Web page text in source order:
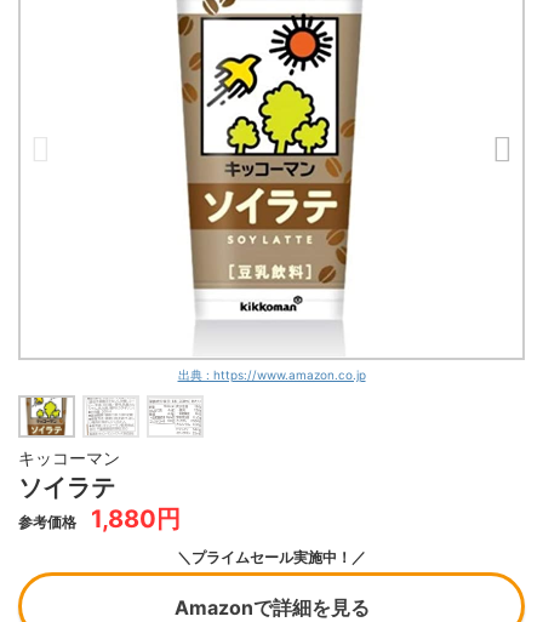
出典 : https://www.amazon.co.jp
キッコーマン
ソイラテ
参考価格 1,880円
＼プライムセール実施中！／
Amazonで詳細を見る